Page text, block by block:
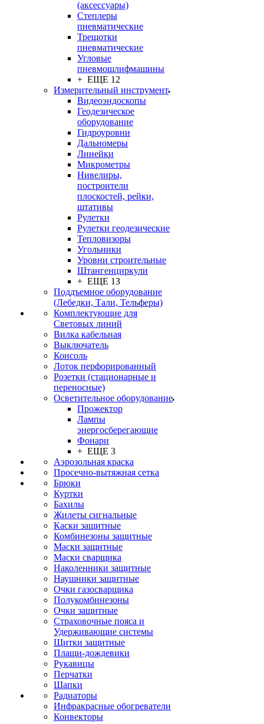
(аксессуары)
Степлеры
пневматические
Трещотки
пневматические
Угловые
пневмошлифмашины
+ ЕЩЕ 12
Измерительный инструмент
Видеоэндоскопы
Геодезическое
оборудование
Гидроуровни
Дальномеры
Линейки
Микрометры
Нивелиры,
построители
плоскостей, рейки,
штативы
Рулетки
Рулетки геодезические
Тепловизоры
Угольники
Уровни строительные
Штангенциркули
+ ЕЩЕ 13
Поддъемное оборудование
(Лебедки, Тали, Тельферы)
Комплектующие для
Световых линий
Вилка кабельная
Выключатель
Консоль
Лоток перфорированный
Розетки (стационарные и
переносные)
Осветительное оборудование
Прожектор
Лампы
энергосберегающие
Фонари
+ ЕЩЕ 3
Аэрозольная краска
Просечно-вытяжная сетка
Брюки
Куртки
Бахилы
Жилеты сигнальные
Каски защитные
Комбинезоны защитные
Маски защитные
Маски сварщика
Наколенники защитные
Наушники защитные
Очки газосварщика
Полукомбинезоны
Очки защитные
Страховочные пояса и
Удерживающие системы
Щитки защитные
Плащи-дождевики
Рукавицы
Перчатки
Шапки
Радиаторы
Инфракрасные обогреватели
Конвекторы